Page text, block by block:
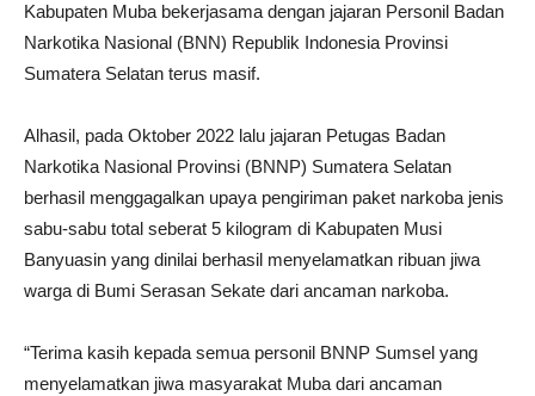
Kabupaten Muba bekerjasama dengan jajaran Personil Badan
Narkotika Nasional (BNN) Republik Indonesia Provinsi
Sumatera Selatan terus masif.
Alhasil, pada Oktober 2022 lalu jajaran Petugas Badan
Narkotika Nasional Provinsi (BNNP) Sumatera Selatan
berhasil menggagalkan upaya pengiriman paket narkoba jenis
sabu-sabu total seberat 5 kilogram di Kabupaten Musi
Banyuasin yang dinilai berhasil menyelamatkan ribuan jiwa
warga di Bumi Serasan Sekate dari ancaman narkoba.
“Terima kasih kepada semua personil BNNP Sumsel yang
menyelamatkan jiwa masyarakat Muba dari ancaman